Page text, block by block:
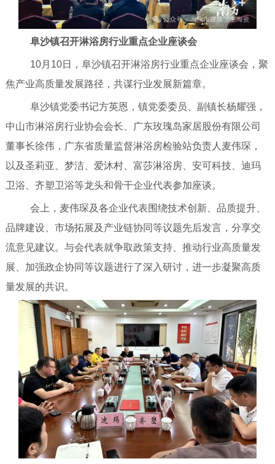
阜沙镇召开淋浴房行业重点企业座谈会
10月10日，阜沙镇召开淋浴房行业重点企业座谈会，聚
焦产业高质量发展路径，共谋行业发展新篇章。
阜沙镇党委书记方英恩，镇党委委员、副镇长杨耀强，
中山市淋浴房行业协会会长、广东玫瑰岛家居股份有限公司
董事长徐伟，广东省质量监督淋浴房检验站负责人麦伟琛，
以及圣莉亚、梦洁、爱沐村、富莎淋浴房、安可科技、迪玛
卫浴、齐塑卫浴等龙头和骨干企业代表参加座谈。
会上，麦伟琛及各企业代表围绕技术创新、品质提升、
品牌建设、市场拓展及产业链协同等议题先后发言，分享交
流意见建议。与会代表就争取政策支持、推动行业高质量发
展、加强政企协同等议题进行了深入研讨，进一步凝聚高质
量发展的共识。